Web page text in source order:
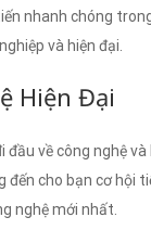
nhanh chóng
và hiện đại.
Hiện Đại
đầu về công nghệ
đến cho bạn cơ hội
nghệ mới nhất.